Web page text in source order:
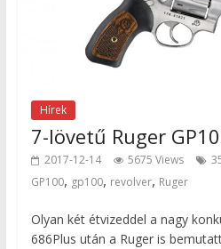
Hírek
7-lövetű Ruger
2017-12-14 5675 Views
GP100, gp100, revolver, Ruger
Olyan két étvizeddel a nagy
686Plus után a Ruger is